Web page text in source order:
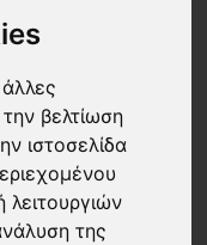
βελτίωση
ιστοσελίδα
της
ΚΙΓΚΑΛΕΡΙΑΣ
Επιστροφή